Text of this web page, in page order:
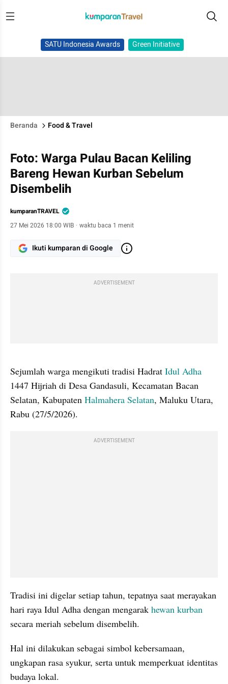
SATU Indonesia Awards Green Initiative
Beranda Food & Travel
Foto: Warga Pulau Bacan Keliling
Bareng Hewan Kurban Sebelum
Disembelih
kumparanTRAVEL
27 Mei 2026 18:00 WIB · waktu baca 1 menit
Ikuti kumparan di Google
ADVERTISEMENT
Sejumlah warga mengikuti tradisi Hadrat Idul Adha
1447 Hijriah di Desa Gandasuli, Kecamatan Bacan
Selatan, Kabupaten Halmahera Selatan, Maluku Utara,
Rabu (27/5/2026).
ADVERTISEMENT
Tradisi ini digelar setiap tahun, tepatnya saat merayakan
hari raya Idul Adha dengan mengarak hewan kurban
secara meriah sebelum disembelih.
Hal ini dilakukan sebagai simbol kebersamaan,
ungkapan rasa syukur, serta untuk memperkuat identitas
budaya lokal.